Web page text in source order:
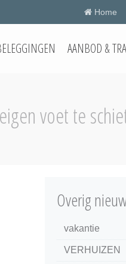
Home
AANBOD &
voet te
Overig
vakantie
VERHUIZEN